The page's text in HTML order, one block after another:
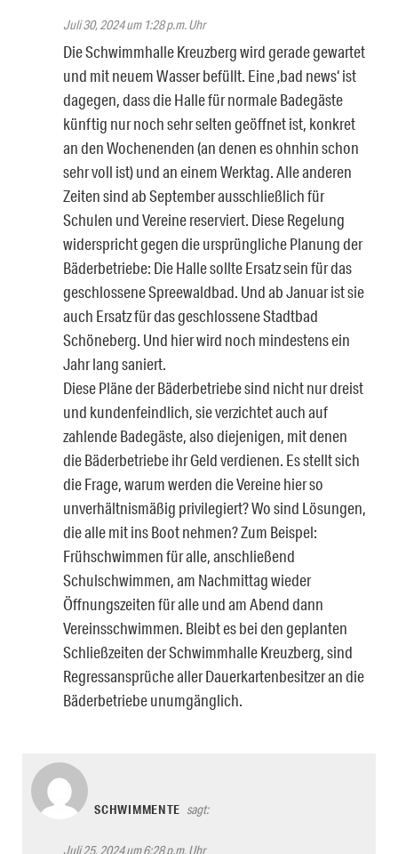
Juli 30, 2024 um 1:28 p.m. Uhr
Die Schwimmhalle Kreuzberg wird gerade gewartet
und mit neuem Wasser befüllt. Eine ‚bad news‘ ist
dagegen, dass die Halle für normale Badegäste
künftig nur noch sehr selten geöffnet ist, konkret
an den Wochenenden (an denen es ohnhin schon
sehr voll ist) und an einem Werktag. Alle anderen
Zeiten sind ab September ausschließlich für
Schulen und Vereine reserviert. Diese Regelung
widerspricht gegen die ursprüngliche Planung der
Bäderbetriebe: Die Halle sollte Ersatz sein für das
geschlossene Spreewaldbad. Und ab Januar ist sie
auch Ersatz für das geschlossene Stadtbad
Schöneberg. Und hier wird noch mindestens ein
Jahr lang saniert.
Diese Pläne der Bäderbetriebe sind nicht nur dreist
und kundenfeindlich, sie verzichtet auch auf
zahlende Badegäste, also diejenigen, mit denen
die Bäderbetriebe ihr Geld verdienen. Es stellt sich
die Frage, warum werden die Vereine hier so
unverhältnismäßig privilegiert? Wo sind Lösungen,
die alle mit ins Boot nehmen? Zum Beispel:
Frühschwimmen für alle, anschließend
Schulschwimmen, am Nachmittag wieder
Öffnungszeiten für alle und am Abend dann
Vereinsschwimmen. Bleibt es bei den geplanten
Schließzeiten der Schwimmhalle Kreuzberg, sind
Regressansprüche aller Dauerkartenbesitzer an die
Bäderbetriebe unumgänglich.
SCHWIMMENTE sagt:
Juli 25, 2024 um 6:28 p.m. Uhr